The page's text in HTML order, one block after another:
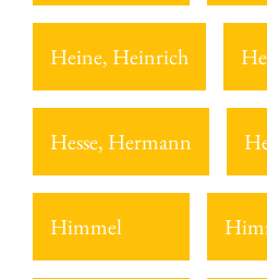
Heine, Heinrich
Hesse, Hermann
Himmel